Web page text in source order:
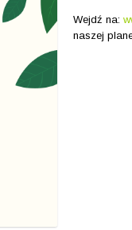
Wejdź na:
naszej